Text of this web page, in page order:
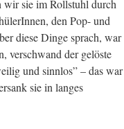
wir sie im Rollstuhl durch
den Pop- und
diese Dinge sprach, war
verschwand der gelöste
und sinnlos” – das war
sie in langes